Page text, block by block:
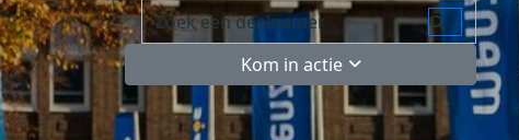
Kom in actie